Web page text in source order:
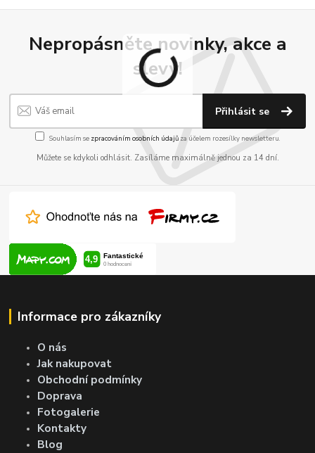
Nepropásněte novinky, akce a
slevy!
Přihlásit se
Souhlasím se zpracováním osobních údajůza účelem rozesílky newsletteru.
Můžete se kdykoli odhlásit. Zasíláme maximálně jednou za 14 dní.
Informace pro zákazníky
O nás
Jak nakupovat
Obchodní podmínky
Doprava
Fotogalerie
Kontakty
Blog